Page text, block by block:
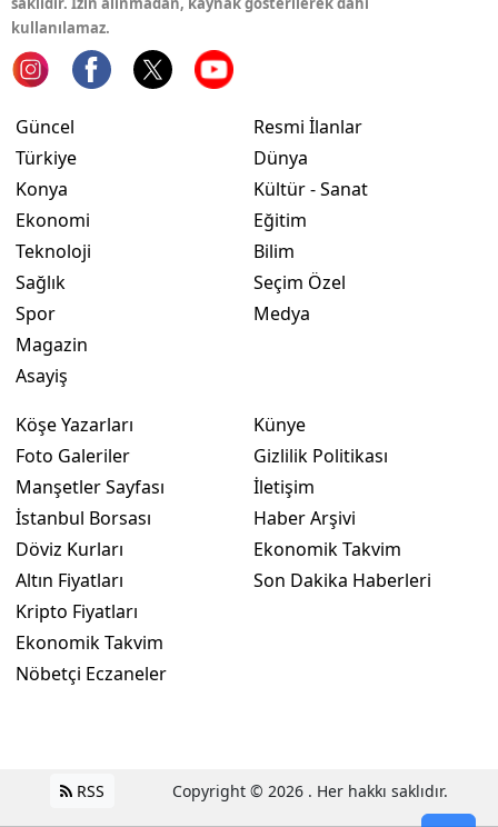
kullanılamaz.
Güncel
Türkiye
Konya
Ekonomi
Teknoloji
Sağlık
Spor
Magazin
Asayiş
Resmi İlanlar
Dünya
Kültür - Sanat
Eğitim
Bilim
Seçim Özel
Medya
Köşe Yazarları
Foto Galeriler
Manşetler Sayfası
İstanbul Borsası
Döviz Kurları
Altın Fiyatları
Kripto Fiyatları
Ekonomik Takvim
Nöbetçi Eczaneler
Künye
Gizlilik Politikası
İletişim
Haber Arşivi
Ekonomik Takvim
Son Dakika Haberleri
RSS Copyright © 2026 . Her hakkı saklıdır.